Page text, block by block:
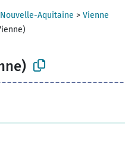
Nouvelle-Aquitaine >Vienne